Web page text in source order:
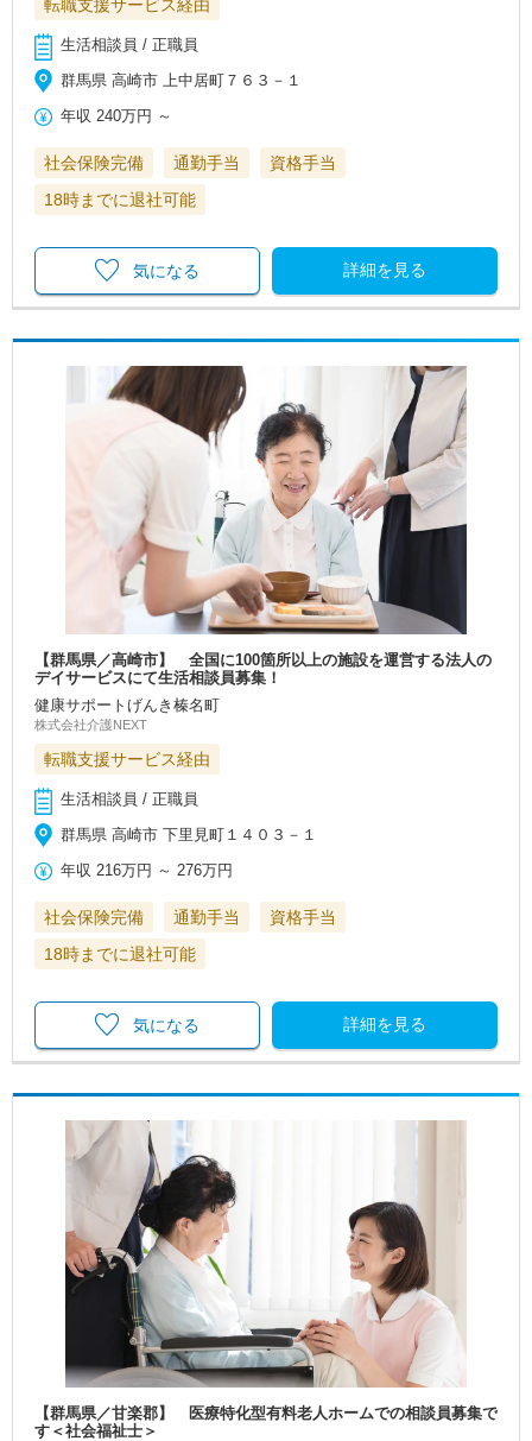
転職支援サービス経由
生活相談員 / 正職員
群馬県 高崎市 上中居町７６３－１
年収 240万円 ～
社会保険完備 通勤手当
資格手当
18時までに退社可能
詳細を見る
気になる
【群馬県／高崎市】 全国に100箇所以上の施設を運営する法人の
デイサービスにて生活相談員募集！
健康サポートげんき榛名町
株式会社介護NEXT
転職支援サービス経由
生活相談員 / 正職員
群馬県 高崎市 下里見町１４０３－１
年収 216万円 ～ 276万円
社会保険完備 通勤手当
資格手当
18時までに退社可能
詳細を見る
気になる
【群馬県／甘楽郡】 医療特化型有料老人ホームでの相談員募集で
す＜社会福祉士＞